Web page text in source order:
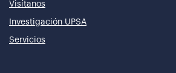
Visítanos
Investigación UPSA
Servicios